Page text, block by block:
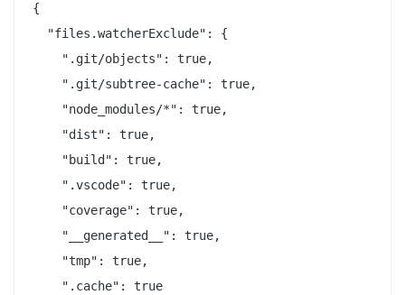
{
  "files.watcherExclude": {
    ".git/objects": true,
    ".git/subtree-cache": true,
    "node_modules/*": true,
    "dist": true,
    "build": true,
    ".vscode": true,
    "coverage": true,
    "__generated__": true,
    "tmp": true,
    ".cache": true